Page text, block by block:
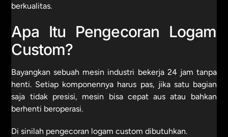
berkualitas.
Apa Itu Pengecoran Logam
Custom?
Bayangkan sebuah mesin industri bekerja 24 jam tanpa
henti. Setiap komponennya harus pas, jika satu bagian
saja tidak presisi, mesin bisa cepat aus atau bahkan
berhenti beroperasi.
Di sinilah pengecoran logam custom dibutuhkan.